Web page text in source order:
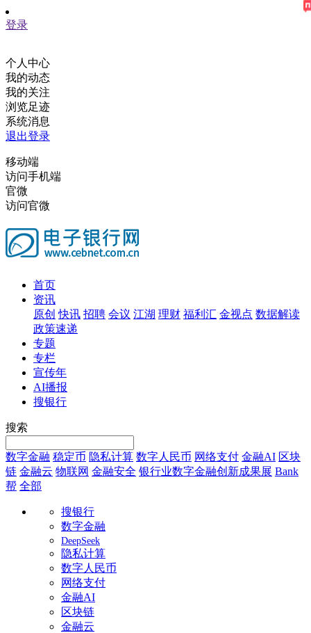
登录
个人中心
我的动态
我的关注
浏览足迹
系统消息
退出登录
移动端
访问手机端
官微
访问官微
首页
资讯
原创 快讯 招聘 会议 江湖 理财 福利汇 金视点 数据解读
政策速递
专题
专栏
宣传年
AI播报
搜银行
搜索
数字金融 稳定币 隐私计算 数字人民币 网络支付 金融AI 区块
链 金融云 物联网 金融安全 银行业数字金融创新成果展 Bank
帮 全部
搜银行
数字金融
DeepSeek
隐私计算
数字人民币
网络支付
金融AI
区块链
金融云